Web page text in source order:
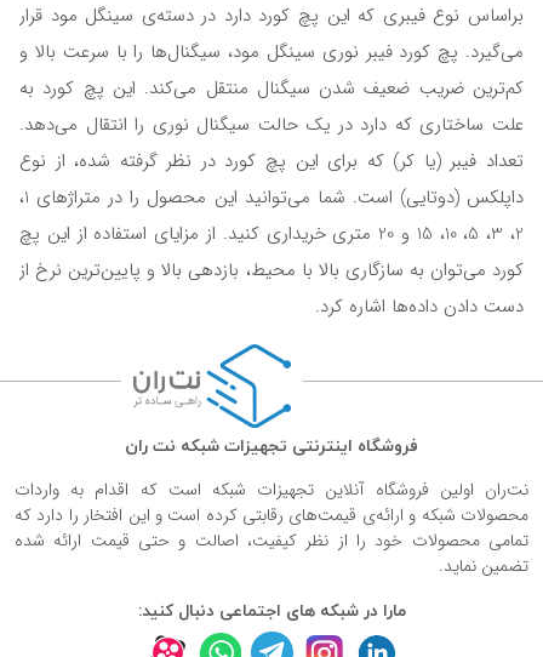
براساس نوع فیبری که این پچ کورد دارد در دسته‌ی سینگل مود قرار
می‌گیرد. پچ کورد فیبر نوری سینگل مود، سیگنال‌ها را با سرعت بالا و
کم‌ترین ضریب ضعیف شدن سیگنال منتقل می‌کند. این پچ کورد به
علت ساختاری که دارد در یک حالت سیگنال نوری را انتقال می‌دهد.
تعداد فیبر (یا کر) که برای این پچ کورد در نظر گرفته شده، از نوع
داپلکس (دوتایی) است. شما می‌توانید این محصول را در متراژهای 1،
2، 3، 5، 10، 15 و 20 متری خریداری کنید. از مزایای استفاده از این پچ
کورد می‌توان به سازگاری بالا با محیط، بازدهی بالا و پایین‌ترین نرخ از
دست دادن داده‌ها اشاره کرد.
فروشگاه اینترنتی تجهیزات شبکه نت ران
نت‌ران اولین فروشگاه آنلاین تجهیزات شبکه است که اقدام به واردات
محصولات شبکه و ارائه‌ی قیمت‌های رقابتی کرده است و این افتخار را دارد که
تمامی محصولات خود را از نظر کیفیت، اصالت و حتی قیمت ارائه شده
تضمین نماید.
مارا در شبکه های اجتماعی دنبال کنید: